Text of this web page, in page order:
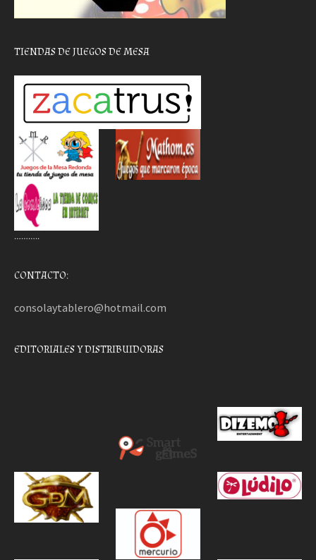
TIENDAS DE JUEGOS DE MESA
………..
CONTACTO:
consolaytablero@hotmail.com
EDITORIALES Y DISTRIBUIDORAS